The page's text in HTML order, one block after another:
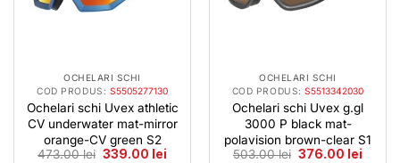
OCHELARI SCHI
COD PRODUS: S5505277130
Ochelari schi Uvex athletic
CV underwater mat-mirror
orange-CV green S2
473.00lei Prețul
339.00 lei
OCHELARI SCHI
COD PRODUS:S5513342030
Ochelari schi Uvex g.gl
3000 P black mat-
polavision brown-clear S1
503.00lei Prețul
376.00 lei